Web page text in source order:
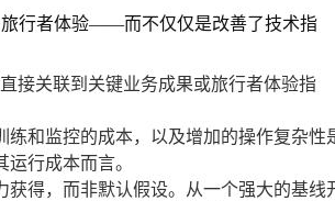
旅行者体验——而不仅仅是改善了技术指
接关联到关键业务成果或旅行者体验指
和监控的成本，以及增加的操作复杂性
行成本而言。
获得，而非默认假设。从一个强大的基线